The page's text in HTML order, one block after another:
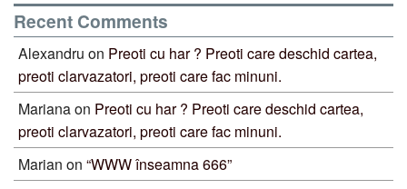
Recent Comments
Alexandru on Preoti cu har ? Preoti care deschid cartea,
preoti clarvazatori, preoti care fac minuni.
Marianaon Preoti cu har ? Preoti care deschid cartea,
preoti clarvazatori, preoti care fac minuni.
Marian on “WWW înseamna 666”